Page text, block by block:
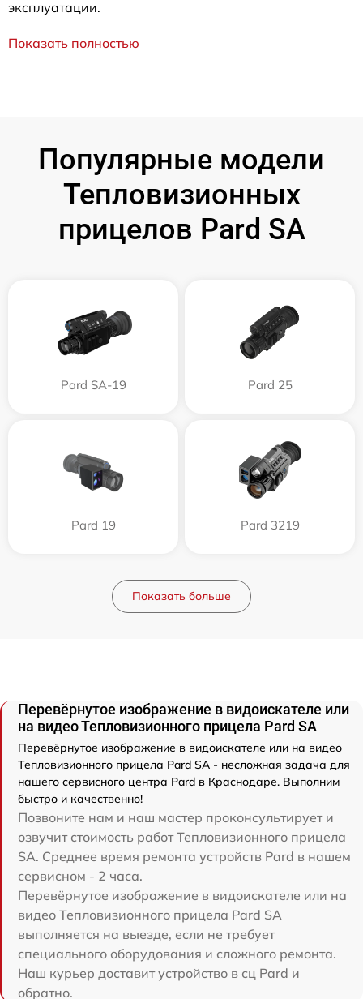
эксплуатации.
Показать полностью
Популярные модели
Тепловизионных
прицелов Pard SA
Pard SA-19 Pard 25
Pard 19 Pard 3219
Показать больше
Перевёрнутое изображение в видоискателе или
на видео Тепловизионного прицела Pard SA
Перевёрнутое изображение в видоискателе или на видео
Тепловизионного прицела Pard SA - несложная задача для
нашего сервисного центра Pard в Краснодаре. Выполним
быстро и качественно!
Позвоните нам и наш мастер проконсультирует и
озвучит стоимость работ Тепловизионного прицела
SA. Среднее время ремонта устройств Pard в нашем
сервисном - 2 часа.
Перевёрнутое изображение в видоискателе или на
видео Тепловизионного прицела Pard SA
выполняется на выезде, если не требует
специального оборудования и сложного ремонта.
Наш курьер доставит устройство в сц Pard и
обратно.